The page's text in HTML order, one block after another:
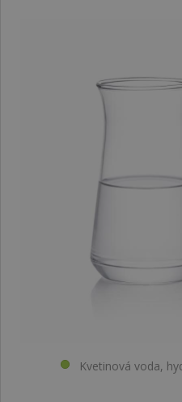
Kvetinová voda,